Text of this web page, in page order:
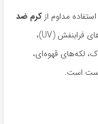
مداوم ازکرم ضد
را مرور کنیم. نور خورشید، به خصوص پرتوهای فرابنفش (UV)،
لکه‌های قهوه‌ای،
است.